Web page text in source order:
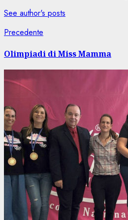
See author's posts
Navigazione
articolo
Precedente
Olimpiadi di Miss Mamma